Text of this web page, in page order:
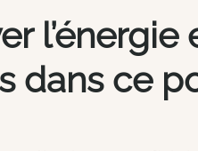
l’énergie
dans ce